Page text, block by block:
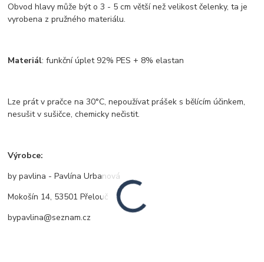
Obvod hlavy může být o 3 - 5 cm větší než velikost čelenky, ta je
vyrobena z pružného materiálu.
Materiál: funkční úplet 92% PES + 8% elastan
Lze prát v pračce na 30°C, nepoužívat prášek s bělícím účinkem,
nesušit v sušičce, chemicky nečistit.
Výrobce:
by pavlina - Pavlína Urbanová
Mokošín 14, 53501 Přelouč
bypavlina@seznam.cz